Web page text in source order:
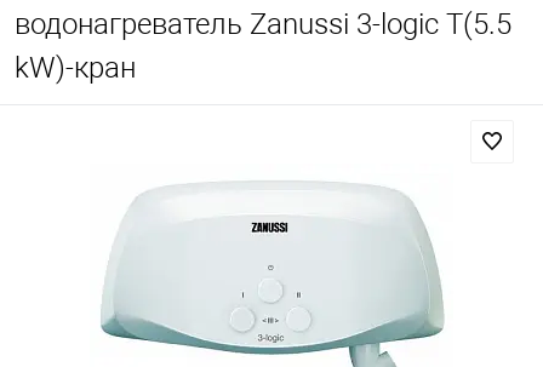
водонагреватель Zanussi 3-logic T(5.5
kW)-кран